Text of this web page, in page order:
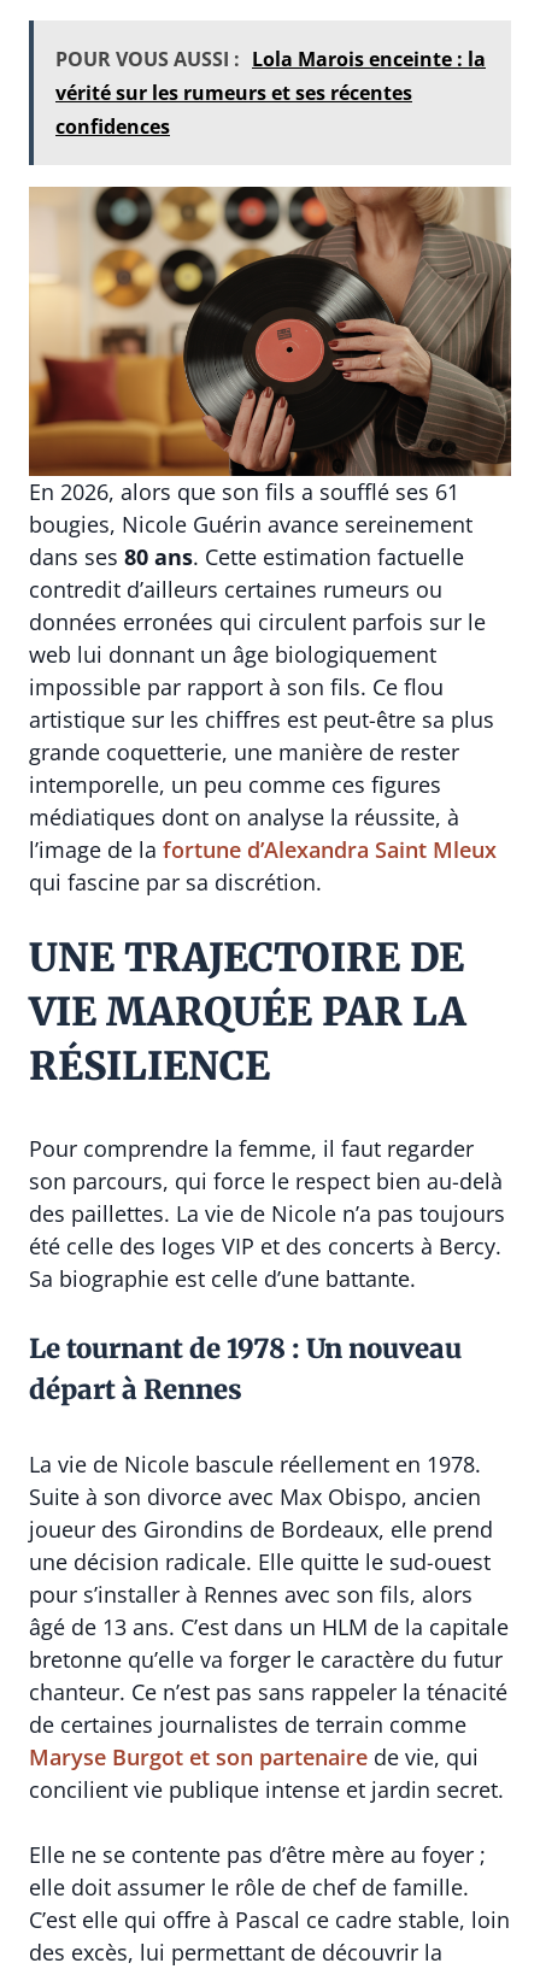
POUR VOUS AUSSI : Lola Marois enceinte : la
vérité sur les rumeurs et ses récentes
confidences
En 2026, alors que son fils a soufflé ses 61
bougies, Nicole Guérin avance sereinement
dans ses 80 ans. Cette estimation factuelle
contredit d’ailleurs certaines rumeurs ou
données erronées qui circulent parfois sur le
web lui donnant un âge biologiquement
impossible par rapport à son fils. Ce flou
artistique sur les chiffres est peut-être sa plus
grande coquetterie, une manière de rester
intemporelle, un peu comme ces figures
médiatiques dont on analyse la réussite, à
l’image de la fortune d’Alexandra Saint Mleux
qui fascine par sa discrétion.
UNE TRAJECTOIRE DE
VIE MARQUÉE PAR LA
RÉSILIENCE
Pour comprendre la femme, il faut regarder
son parcours, qui force le respect bien au-delà
des paillettes. La vie de Nicole n’a pas toujours
été celle des loges VIP et des concerts à Bercy.
Sa biographie est celle d’une battante.
Le tournant de 1978 : Un nouveau
départ à Rennes
La vie de Nicole bascule réellement en 1978.
Suite à son divorce avec Max Obispo, ancien
joueur des Girondins de Bordeaux, elle prend
une décision radicale. Elle quitte le sud-ouest
pour s’installer à Rennes avec son fils, alors
âgé de 13 ans. C’est dans un HLM de la capitale
bretonne qu’elle va forger le caractère du futur
chanteur. Ce n’est pas sans rappeler la ténacité
de certaines journalistes de terrain comme
Maryse Burgot et son partenaire de vie, qui
concilient vie publique intense et jardin secret.
Elle ne se contente pas d’être mère au foyer ;
elle doit assumer le rôle de chef de famille.
C’est elle qui offre à Pascal ce cadre stable, loin
des excès, lui permettant de découvrir la